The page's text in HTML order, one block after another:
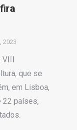
2023
VIII
que se
em Lisboa,
22 países,